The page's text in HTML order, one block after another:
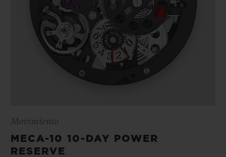
Movimiento
MECA-10 10-DAY POWER
RESERVE